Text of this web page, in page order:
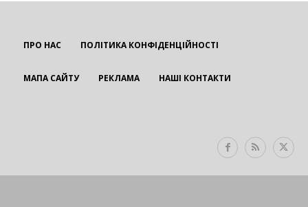
ПРО НАС ПОЛІТИКА КОНФІДЕНЦІЙНОСТІ
МАПА САЙТУ РЕКЛАМА НАШІ КОНТАКТИ